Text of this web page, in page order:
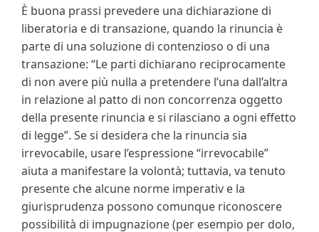
È buona prassi prevedere una dichiarazione di
liberatoria e di transazione, quando la rinuncia è
parte di una soluzione di contenzioso o di una
transazione: “Le parti dichiarano reciprocamente
di non avere più nulla a pretendere l’una dall’altra
in relazione al patto di non concorrenza oggetto
della presente rinuncia e si rilasciano a ogni effetto
di legge”. Se si desidera che la rinuncia sia
irrevocabile, usare l’espressione “irrevocabile”
aiuta a manifestare la volontà; tuttavia, va tenuto
presente che alcune norme imperativ e la
giurisprudenza possono comunque riconoscere
possibilità di impugnazione (per esempio per dolo,